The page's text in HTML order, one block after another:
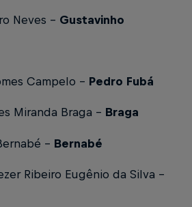
Neves - Gustavinho
Campelo – Pedro Fubá
Miranda Braga - Braga
- Bernabé
Ribeiro Eugênio da Silva –